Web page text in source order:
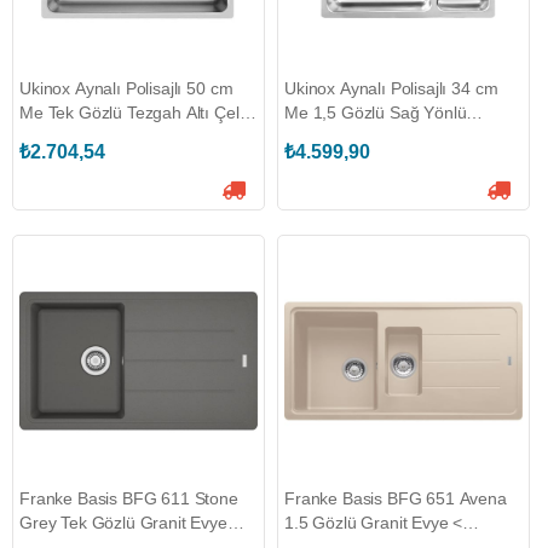
Ukinox Aynalı Polisajlı 50 cm
Me Tek Gözlü Tezgah Altı Çelik
₺2.704,54
Ukinox Aynalı Polisajlı 34 cm
Me 1,5 Gözlü Sağ Yönlü
(UKINOX.E827.ME340.70)
₺4.599,90
Franke Basis BFG 611 Stone
Grey Tek Gözlü Granit Evye
Franke Basis BFG 651 Avena
1.5 Gözlü Granit Evye <